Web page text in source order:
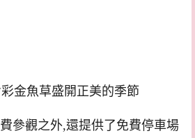
金魚草盛開正美的季節
參觀之外,還提供了免費停車場